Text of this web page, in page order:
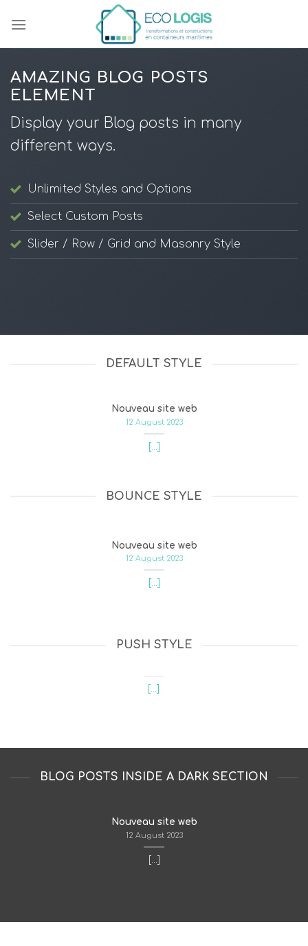
AMAZING BLOG POSTS
ELEMENT
Display your Blog posts in many
different ways.
Unlimited Styles and Options
Select Custom Posts
Slider / Row / Grid and Masonry Style
DEFAULT STYLE
Nouveau site web
12 August 2023
[...]
BOUNCE STYLE
Nouveau site web
12 August 2023
PUSH STYLE
Nouveau site web
[...]
BLOG POSTS INSIDE A DARK SECTION
Nouveau site web
12 August 2023
[...]